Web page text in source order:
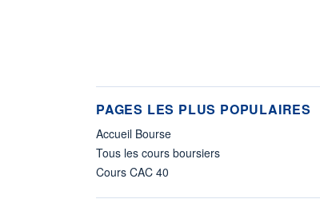
PAGES LES PLUS POPULAIRES
Accueil Bourse
Tous les cours boursiers
Cours CAC 40